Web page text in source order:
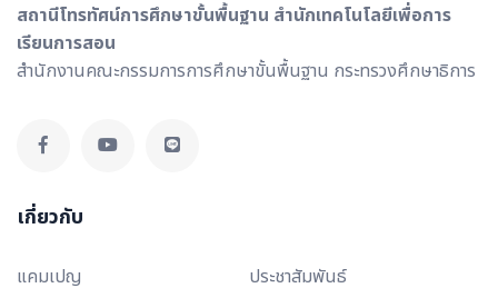
สถานีโทรทัศน์การศึกษาขั้นพื้นฐาน สำนักเทคโนโลยีเพื่อการ
เรียนการสอน
สำนักงานคณะกรรมการการศึกษาขั้นพื้นฐาน กระทรวงศึกษาธิการ
เกี่ยวกับ
แคมเปญ
ประชาสัมพันธ์